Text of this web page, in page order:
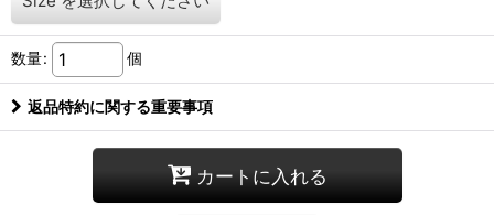
数量: 個
返品特約に関する重要事項
カートに入れる